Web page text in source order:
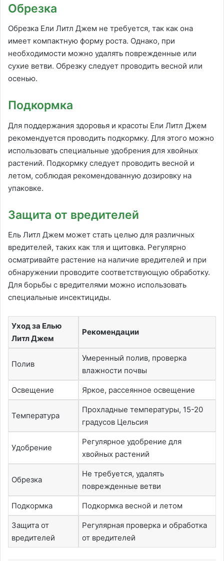
Обрезка
Обрезка Ели Литл Джем не требуется, так как она
имеет компактную форму роста. Однако, при
необходимости можно удалять поврежденные или
сухие ветви. Обрезку следует проводить весной или
осенью.
Подкормка
Для поддержания здоровья и красоты Ели Литл Джем
рекомендуется проводить подкормку. Для этого можно
использовать специальные удобрения для хвойных
растений. Подкормку следует проводить весной и
летом, соблюдая рекомендованную дозировку на
упаковке.
Защита от вредителей
Ель Литл Джем может стать целью для различных
вредителей, таких как тля и щитовка. Регулярно
осматривайте растение на наличие вредителей и при
обнаружении проводите соответствующую обработку.
Для борьбы с вредителями можно использовать
специальные инсектициды.
Уход за Елью
Литл Джем
Рекомендации
Полив
Умеренный полив, проверка
влажности почвы
Освещение Яркое, рассеянное освещение
Температура
Прохладные температуры, 15-20
градусов Цельсия
Удобрение
Регулярное удобрение для
хвойных растений
Обрезка
Не требуется, удалять
поврежденные ветви
Подкормка Подкормка весной и летом
Защита от
вредителей
Регулярная проверка и обработка
от вредителей